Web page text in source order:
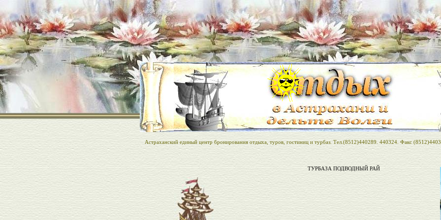
Астраханский единый центр бронирования отдыха, туров, гостиниц и турбаз. Тел.(8512)440289. 440324. Факс
ТУРБАЗА ПОДВОДНЫЙ РАЙ